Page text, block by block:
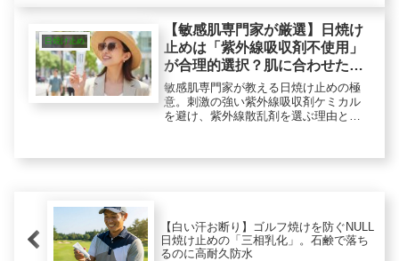
の基本は「こまめな塗り直し」です
が、忙しい大人の女性にとって、日中
の塗...
日焼け止め
【敏感肌専門家が厳選】日焼け
止めは「紫外線吸収剤不使用」
が合理的選択？肌に合わせた選
び方とプロの低刺激ケア
敏感肌専門家が教える日焼け止めの極
意。刺激の強い紫外線吸収剤ケミカル
を避け、紫外線散乱剤を選ぶ理由と
高機能日焼け止めをプロが厳選してご
【白い汗お断り】ゴルフ焼けを防ぐNULL
日焼け止めの「三相乳化」。石鹸で落ち
るのに高耐久防水